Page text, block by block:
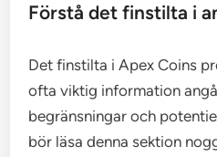
Förstå det finstilta i
Det finstilta i Apex Coins
ofta viktig information
begränsningar och
bör läsa denna sektion